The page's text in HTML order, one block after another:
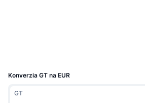
Konverzia GT na EUR
GT